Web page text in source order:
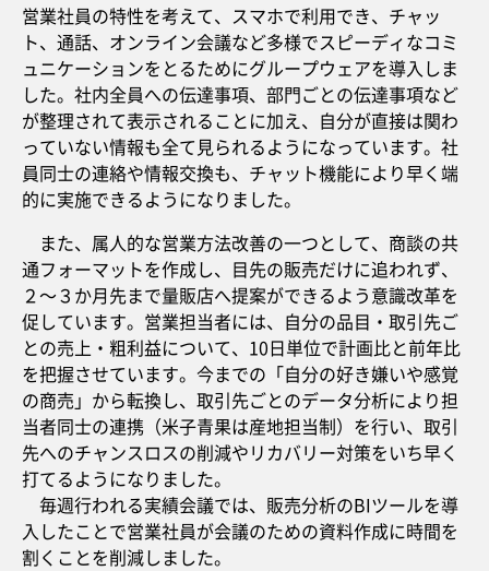
営業社員の特性を考えて、スマホで利用でき、チャッ
ト、通話、オンライン会議など多様でスピーディなコミ
ュニケーションをとるためにグループウェアを導入しま
した。社内全員への伝達事項、部門ごとの伝達事項など
が整理されて表示されることに加え、自分が直接は関わ
っていない情報も全て見られるようになっています。社
員同士の連絡や情報交換も、チャット機能により早く端
的に実施できるようになりました。
また、属人的な営業方法改善の一つとして、商談の共
通フォーマットを作成し、目先の販売だけに追われず、
２～３か月先まで量販店へ提案ができるよう意識改革を
促しています。営業担当者には、自分の品目・取引先ご
との売上・粗利益について、10日単位で計画比と前年比
を把握させています。今までの「自分の好き嫌いや感覚
の商売」から転換し、取引先ごとのデータ分析により担
当者同士の連携（米子青果は産地担当制）を行い、取引
先へのチャンスロスの削減やリカバリー対策をいち早く
打てるようになりました。
毎週行われる実績会議では、販売分析のBIツールを導
入したことで営業社員が会議のための資料作成に時間を
割くことを削減しました。